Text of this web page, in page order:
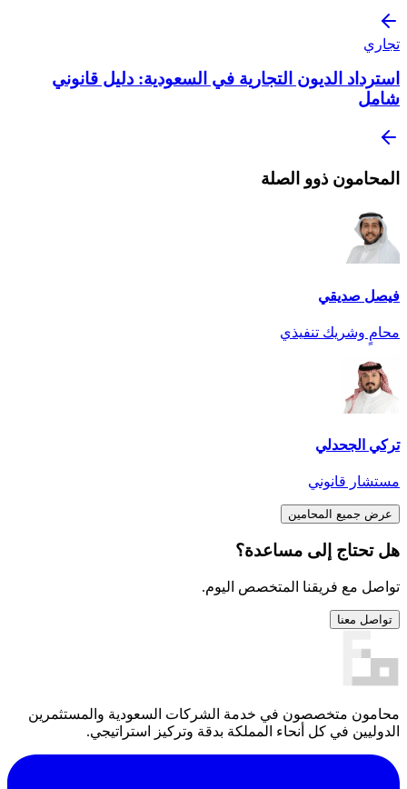
تجاري
استرداد الديون التجارية في السعودية: دليل قانوني
شامل
المحامون ذوو الصلة
فيصل صديقي
محامٍ وشريك تنفيذي
تركي الجحدلي
مستشار قانوني
عرض جميع المحامين
هل تحتاج إلى مساعدة؟
تواصل مع فريقنا المتخصص اليوم.
تواصل معنا
محامون متخصصون في خدمة الشركات السعودية والمستثمرين
الدوليين في كل أنحاء المملكة بدقة وتركيز استراتيجي.